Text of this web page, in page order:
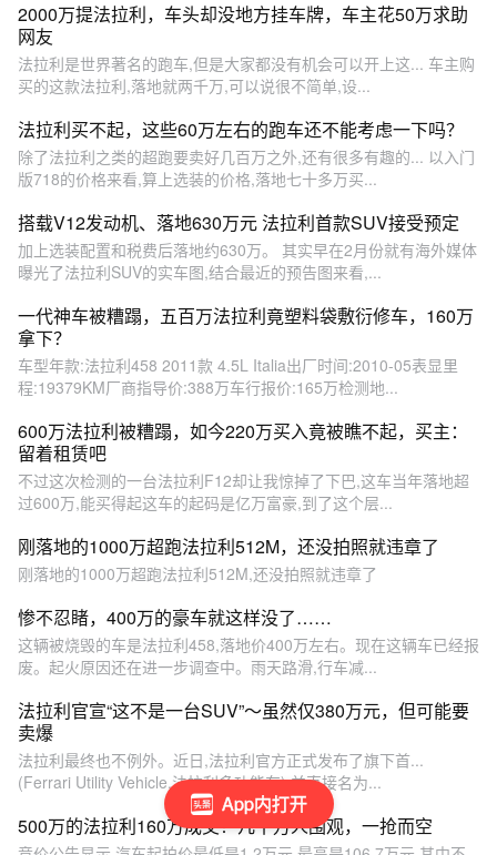
App内打开
2000万提法拉利，车头却没地方挂车牌，车主花50万求助
网友
法拉利是世界著名的跑车,但是大家都没有机会可以开上这... 车主购
买的这款法拉利,落地就两千万,可以说很不简单,设...
法拉利买不起，这些60万左右的跑车还不能考虑一下吗？
除了法拉利之类的超跑要卖好几百万之外,还有很多有趣的... 以入门
版718的价格来看,算上选装的价格,落地七十多万买...
搭载V12发动机、落地630万元 法拉利首款SUV接受预定
加上选装配置和税费后落地约630万。 其实早在2月份就有海外媒体
曝光了法拉利SUV的实车图,结合最近的预告图来看,...
一代神车被糟蹋，五百万法拉利竟塑料袋敷衍修车，160万
拿下？
车型年款:法拉利458 2011款 4.5L Italia出厂时间:2010-05表显里
程:19379KM厂商指导价:388万车行报价:165万检测地...
600万法拉利被糟蹋，如今220万买入竟被瞧不起，买主：
留着租赁吧
不过这次检测的一台法拉利F12却让我惊掉了下巴,这车当年落地超
过600万,能买得起这车的起码是亿万富豪,到了这个层...
刚落地的1000万超跑法拉利512M，还没拍照就违章了
刚落地的1000万超跑法拉利512M,还没拍照就违章了
惨不忍睹，400万的豪车就这样没了……
这辆被烧毁的车是法拉利458,落地价400万左右。现在这辆车已经报
废。起火原因还在进一步调查中。雨天路滑,行车减...
法拉利官宣“这不是一台SUV”～虽然仅380万元，但可能要
卖爆
法拉利最终也不例外。近日,法拉利官方正式发布了旗下首...
(Ferrari Utility Vehicle,法拉利多功能车),并直接名为...
500万的法拉利160万成交！几十万人围观，一抢而空